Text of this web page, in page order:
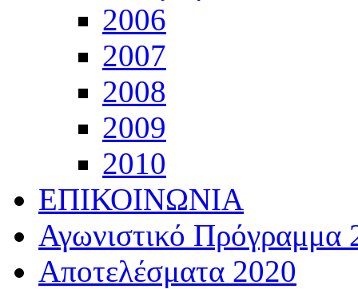
2006
2007
2008
2009
2010
ΕΠΙΚΟΙΝΩΝΙΑ
Αγωνιστικό Πρόγραμμα
Αποτελέσματα 2020